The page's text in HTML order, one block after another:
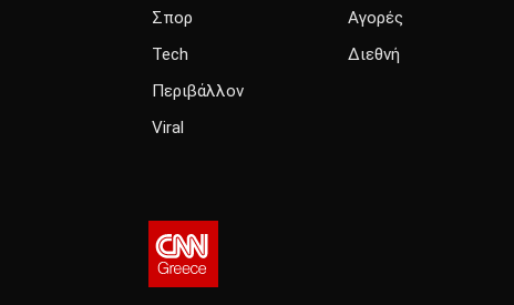
Σπορ
Tech
Περιβάλλον
Viral
Αγορές
Διεθνή